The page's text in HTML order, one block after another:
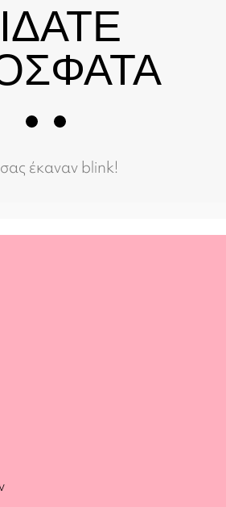
έκαναν blink!